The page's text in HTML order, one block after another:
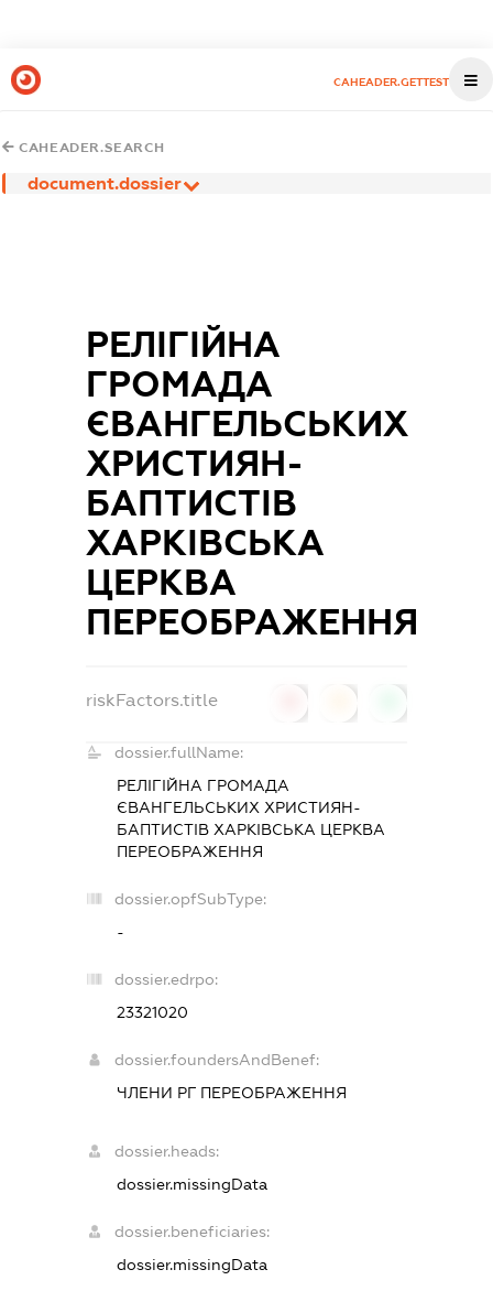
CAHEADER.GETTEST
CAHEADER.SEARCH
document.dossier
РЕЛІГІЙНА
ГРОМАДА
ЄВАНГЕЛЬСЬКИХ
ХРИСТИЯН-
БАПТИСТІВ
ХАРКІВСЬКА
ЦЕРКВА
ПЕРЕОБРАЖЕННЯ
riskFactors.title
dossier.fullName:
РЕЛІГІЙНА ГРОМАДА
ЄВАНГЕЛЬСЬКИХ ХРИСТИЯН-
БАПТИСТІВ ХАРКІВСЬКА ЦЕРКВА
ПЕРЕОБРАЖЕННЯ
dossier.opfSubType:
-
dossier.edrpo:
23321020
dossier.foundersAndBenef:
ЧЛЕНИ РГ ПЕРЕОБРАЖЕННЯ
dossier.heads:
dossier.missingData
dossier.beneficiaries:
dossier.missingData